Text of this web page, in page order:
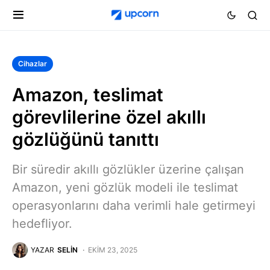
Cihazlar
Amazon, teslimat
görevlilerine özel akıllı
gözlüğünü tanıttı
Bir süredir akıllı gözlükler üzerine çalışan
Amazon, yeni gözlük modeli ile teslimat
operasyonlarını daha verimli hale getirmeyi
hedefliyor.
YAZAR SELIN EKIM 23, 2025